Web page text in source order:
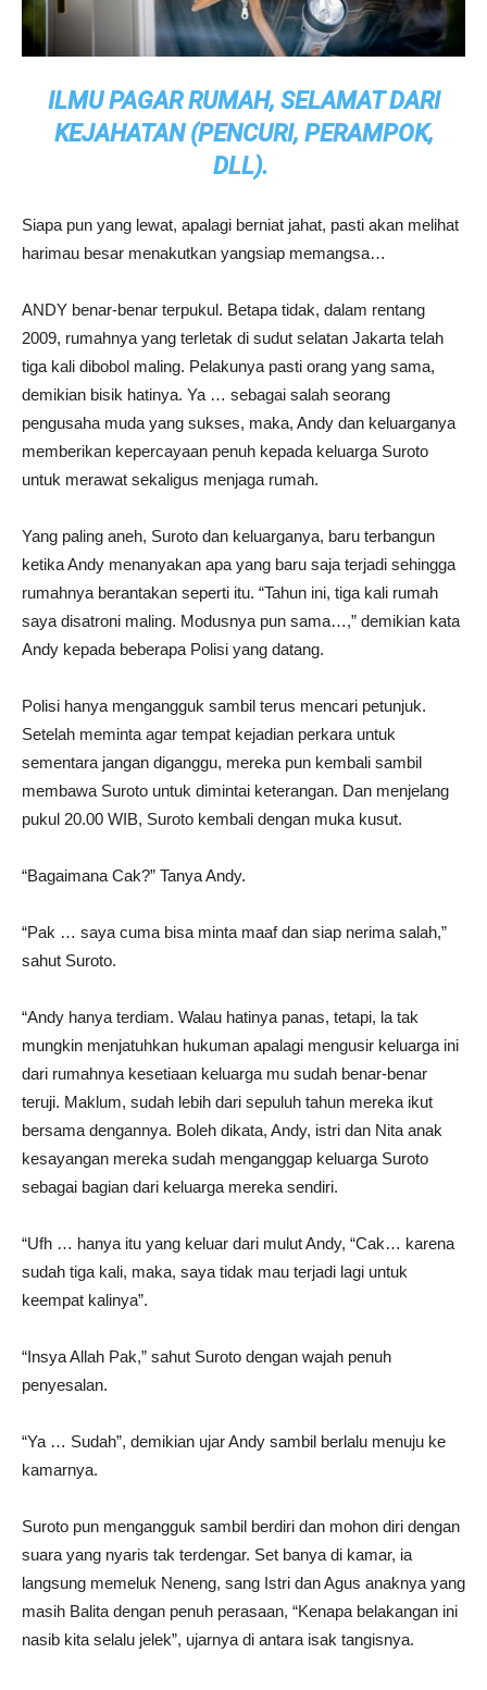
ILMU PAGAR RUMAH, SELAMAT DARI
KEJAHATAN (PENCURI, PERAMPOK,
DLL).
Siapa pun yang lewat, apalagi berniat jahat, pasti akan melihat
harimau besar menakutkan yangsiap memangsa…
ANDY benar-benar terpukul. Betapa tidak, dalam rentang
2009, rumahnya yang terletak di sudut selatan Jakarta telah
tiga kali dibobol maling. Pelakunya pasti orang yang sama,
demikian bisik hatinya. Ya … sebagai salah seorang
pengusaha muda yang sukses, maka, Andy dan keluarganya
memberikan kepercayaan penuh kepada keluarga Suroto
untuk merawat sekaligus menjaga rumah.
Yang paling aneh, Suroto dan keluarganya, baru terbangun
ketika Andy menanyakan apa yang baru saja terjadi sehingga
rumahnya berantakan seperti itu. “Tahun ini, tiga kali rumah
saya disatroni maling. Modusnya pun sama…,” demikian kata
Andy kepada beberapa Polisi yang datang.
Polisi hanya mengangguk sambil terus mencari petunjuk.
Setelah meminta agar tempat kejadian perkara untuk
sementara jangan diganggu, mereka pun kembali sambil
membawa Suroto untuk dimintai keterangan. Dan menjelang
pukul 20.00 WIB, Suroto kembali dengan muka kusut.
“Bagaimana Cak?” Tanya Andy.
“Pak … saya cuma bisa minta maaf dan siap nerima salah,”
sahut Suroto.
“Andy hanya terdiam. Walau hatinya panas, tetapi, la tak
mungkin menjatuhkan hukuman apalagi mengusir keluarga ini
dari rumahnya kesetiaan keluarga mu sudah benar-benar
teruji. Maklum, sudah lebih dari sepuluh tahun mereka ikut
bersama dengannya. Boleh dikata, Andy, istri dan Nita anak
kesayangan mereka sudah menganggap keluarga Suroto
sebagai bagian dari keluarga mereka sendiri.
“Ufh … hanya itu yang keluar dari mulut Andy, “Cak… karena
sudah tiga kali, maka, saya tidak mau terjadi lagi untuk
keempat kalinya”.
“Insya Allah Pak,” sahut Suroto dengan wajah penuh
penyesalan.
“Ya … Sudah”, demikian ujar Andy sambil berlalu menuju ke
kamarnya.
Suroto pun mengangguk sambil berdiri dan mohon diri dengan
suara yang nyaris tak terdengar. Set banya di kamar, ia
langsung memeluk Neneng, sang Istri dan Agus anaknya yang
masih Balita dengan penuh perasaan, “Kenapa belakangan ini
nasib kita selalu jelek”, ujarnya di antara isak tangisnya.